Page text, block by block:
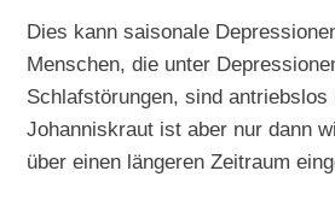
Dies kann saisonale
Menschen, die unter
Schlafstörungen, sind antriebslos
Johanniskraut ist aber nur dann
über einen längeren Zeitraum